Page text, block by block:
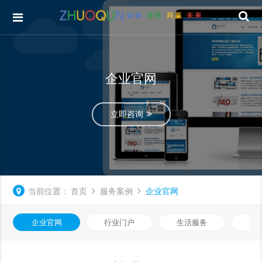
企业官网
立即咨询
当前位置： 首页 服务案例 企业官网
企业官网 行业门户 生活服务